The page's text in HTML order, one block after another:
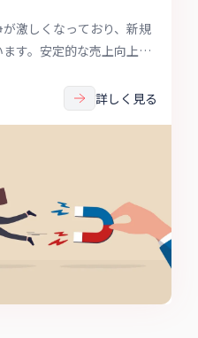
激しくなっており、新規
す。安定的な売上向上を
詳しく見る